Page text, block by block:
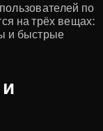
по
на трёх вещах:
и быстрые